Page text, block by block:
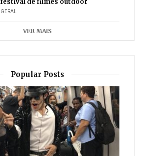
festival de filmes outdoor
GERAL
VER MAIS
Popular Posts